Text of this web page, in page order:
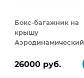
Бокс-багажник на
крышу
Аэродинамический
ДВУСТОРОННЕЕ
26000 руб.